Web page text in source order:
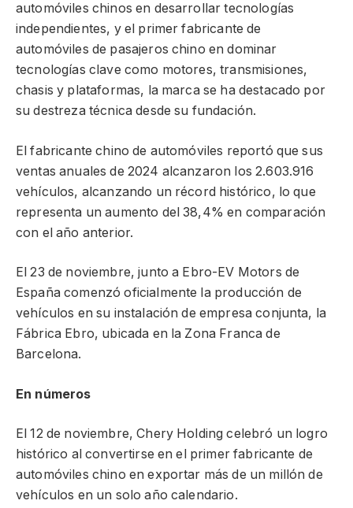
automóviles chinos en desarrollar tecnologías
independientes, y el primer fabricante de
automóviles de pasajeros chino en dominar
tecnologías clave como motores, transmisiones,
chasis y plataformas, la marca se ha destacado por
su destreza técnica desde su fundación.
El fabricante chino de automóviles reportó que sus
ventas anuales de 2024 alcanzaron los 2.603.916
vehículos, alcanzando un récord histórico, lo que
representa un aumento del 38,4% en comparación
con el año anterior.
El 23 de noviembre, junto a Ebro-EV Motors de
España comenzó oficialmente la producción de
vehículos en su instalación de empresa conjunta, la
Fábrica Ebro, ubicada en la Zona Franca de
Barcelona.
En números
El 12 de noviembre, Chery Holding celebró un logro
histórico al convertirse en el primer fabricante de
automóviles chino en exportar más de un millón de
vehículos en un solo año calendario.